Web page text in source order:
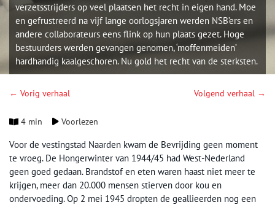
verzetsstrijders op veel plaatsen het recht in eigen hand. Moe
en gefrustreerd na vijf lange oorlogsjaren werden NSB’ers en
andere collaborateurs eens flink op hun plaats gezet. Hoge
bestuurders werden gevangen genomen, ‘moffenmeiden’
hardhandig kaalgeschoren. Nu gold het recht van de sterksten.
← Vorig verhaal Volgend verhaal →
4 min Voorlezen
Voor de vestingstad Naarden kwam de Bevrijding geen moment
te vroeg. De Hongerwinter van 1944/45 had West-Nederland
geen goed gedaan. Brandstof en eten waren haast niet meer te
krijgen, meer dan 20.000 mensen stierven door kou en
ondervoeding. Op 2 mei 1945 dropten de geallieerden nog een